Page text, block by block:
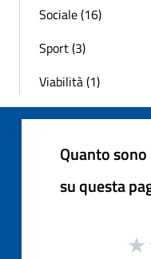
Sociale (16)
Sport (3)
Viabilità (1)
Quanto
su questa